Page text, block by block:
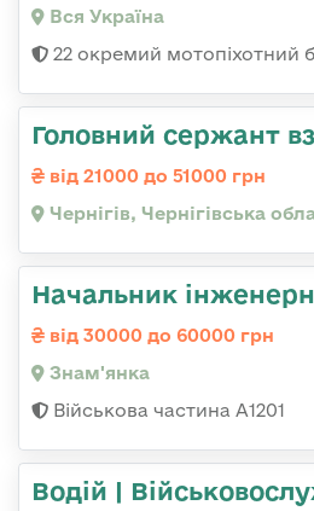
Вся Україна
22 окремий мотопіхотний
Головний сержант
від 21000 до 51000 грн
Чернігів, Чернігівська
Начальник
від 30000 до 60000 грн
Знам'янка
Військова частина А1201
Водій |